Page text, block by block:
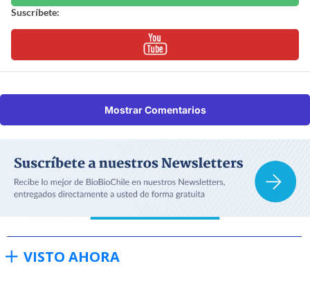
Suscríbete:
Mostrar Comentarios
VISTO AHORA